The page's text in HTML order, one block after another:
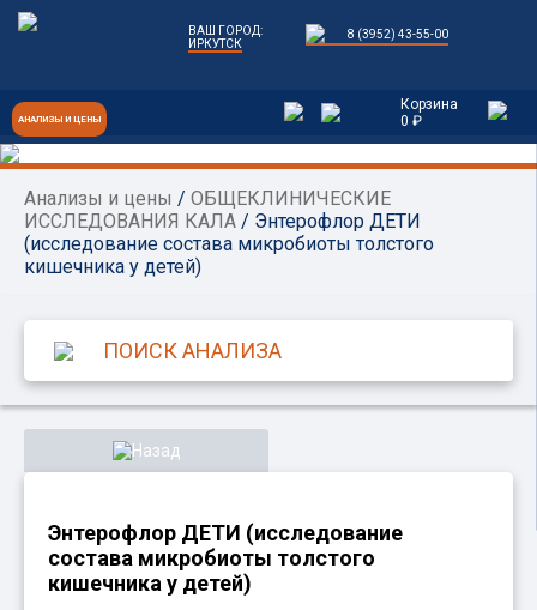
АНАЛИЗЫ И ЦЕНЫ
ВАШ ГОРОД:
ИРКУТСК
8 (3952) 43-55-00
Корзина
0 ₽
Анализы и цены / ОБЩЕКЛИНИЧЕСКИЕ
ИССЛЕДОВАНИЯ КАЛА / Энтерофлор ДЕТИ
(исследование состава микробиоты толстого
кишечника у детей)
Назад
Энтерофлор ДЕТИ (исследование
состава микробиоты толстого
кишечника у детей)